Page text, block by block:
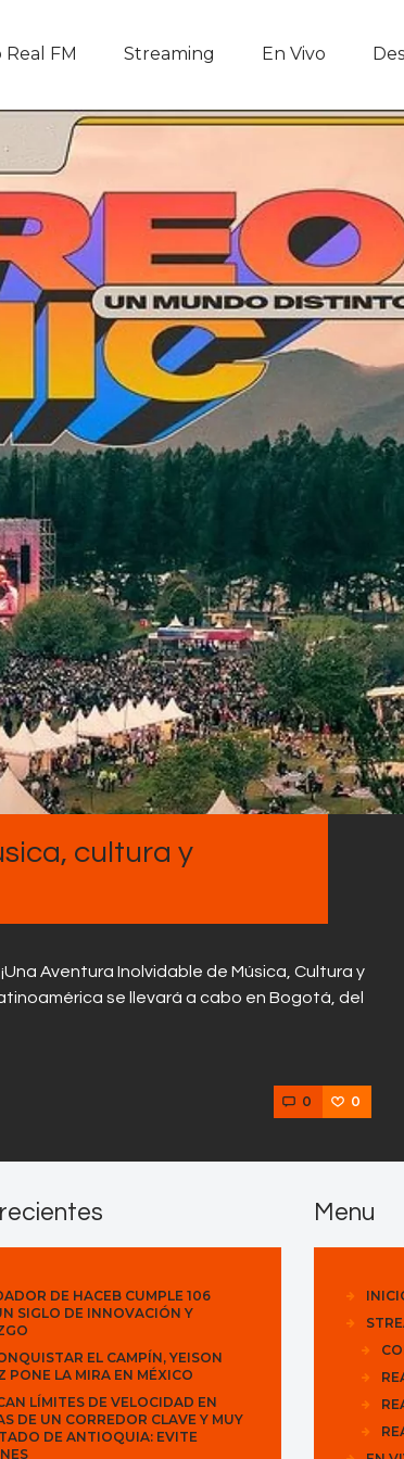
Real FM Streaming En Vivo
La APP
cultura y
Aventura Inolvidable de Música, Cultura y
se llevará a cabo en Bogotá, del
0 0
DE HACEB CUMPLE 106
SIGLO DE INNOVACIÓN Y
EL CAMPÍN, YEISON
PONE LA MIRA EN MÉXICO
LÍMITES DE VELOCIDAD EN
DE UN CORREDOR CLAVE Y MUY
DE ANTIOQUIA: EVITE
Menu